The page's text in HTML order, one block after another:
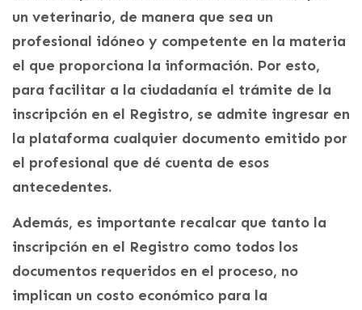
un veterinario, de manera que sea un
profesional idóneo y competente en la materia
el que proporciona la información. Por esto,
para facilitar a la ciudadanía el trámite de la
inscripción en el Registro, se admite ingresar en
la plataforma cualquier documento emitido por
el profesional que dé cuenta de esos
antecedentes.
Además, es importante recalcar que tanto la
inscripción en el Registro como todos los
documentos requeridos en el proceso, no
implican un costo económico para la